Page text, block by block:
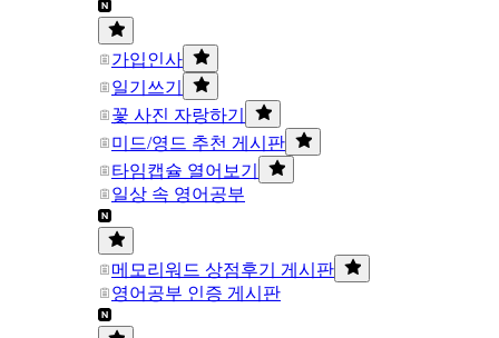
가입인사
일기쓰기
꽃 사진 자랑하기
미드/영드 추천 게시판
타임캡슐 열어보기
일상 속 영어공부
메모리워드 상점후기 게시판
영어공부 인증 게시판